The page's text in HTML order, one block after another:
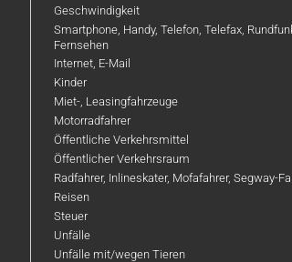
Geschwindigkeit
Smartphone, Handy, Telefon, Telefax,
Fernsehen
Internet, E-Mail
Kinder
Miet-, Leasingfahrzeuge
Motorradfahrer
Öffentliche Verkehrsmittel
Öffentlicher Verkehrsraum
Radfahrer, Inlineskater, Mofafahrer, Segway-
Reisen
Steuer
Unfälle
Unfälle mit/wegen Tieren